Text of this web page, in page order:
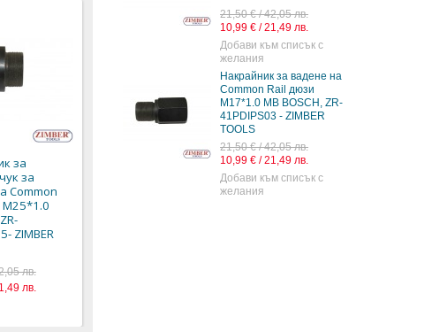
21,50 € / 42,05 лв.
10,99 € / 21,49 лв.
Добави към списък с
желания
Накрайник за вадене на
Common Rail дюзи
M17*1.0 MB BOSCH, ZR-
41PDIPS03 - ZIMBER
TOOLS
21,50 € / 42,05 лв.
10,99 € / 21,49 лв.
Добави към списък с
желания
за
за
Common
ZIMBER
лв.
лв.
Накрайник за вадене
на Common Rail дюзи
SIЕMENS M27*1.0, ZR-